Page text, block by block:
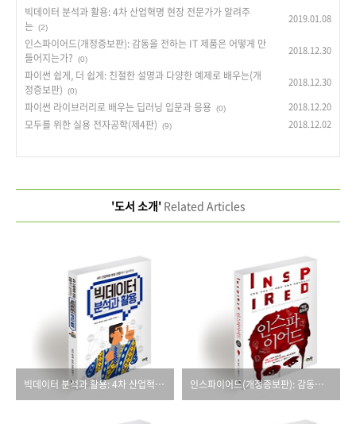
빅데이터 분석과 활용: 4차 산업혁명 현장 전문가가 알려주
는 (2)
2019.01.08
인스파이어드(개정증보판): 감동을 전하는 IT 제품은 어떻게 만
들어지는가?
(0)
2018.12.30
파이썬 쉽게, 더 쉽게: 친절한 설명과 다양한 예제로 배우는(개
정증보판)
(0)
2018.12.30
파이썬 라이브러리로 배우는 딥러닝 입문과 응용 (0) 2018.12.20
모두를 위한 실용 전자공학(제4판) (9) 2018.12.02
'도서 소개'Related Articles
빅데이터 분석과 활용: 4차 산업혁명 현장 전문가가 알려주는 인스파이어드(개정증보판): 감동을 전하는 IT 제품은 어떻게 만들어지는가?